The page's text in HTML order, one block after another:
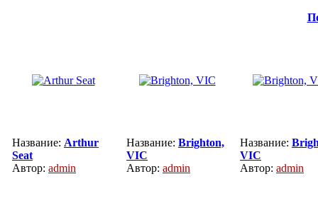
Название: Arthur
Seat
Автор: admin
Название: Brighton,
VIC
Автор: admin
Название:
VIC
Автор: admin